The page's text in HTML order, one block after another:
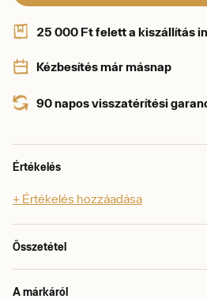
25 000 Ft felett a kiszállítás
Kézbesítés már másnap
90 napos visszatérítési
Értékelés
+ Értékelés hozzáadása
Összetétel
A márkáról